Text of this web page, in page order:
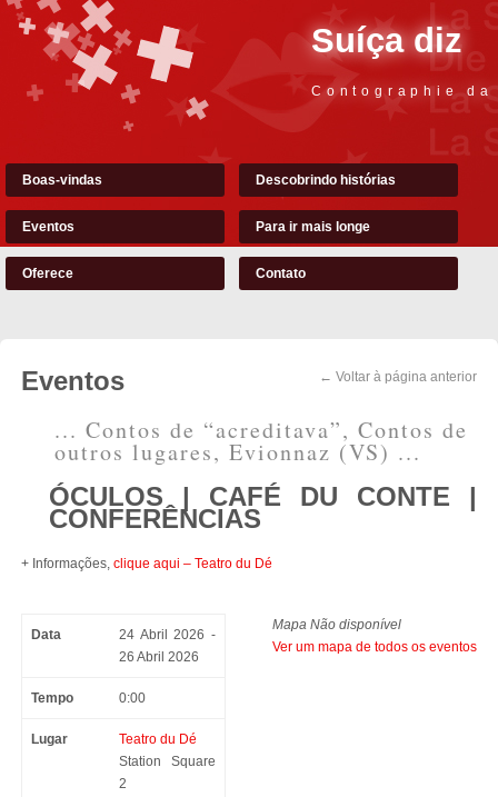
Suíça diz
Contographie
Boas-vindas Descobrindo histórias
Eventos Para ir mais longe
Oferece Contato
← Voltar à página anterior
Eventos
... Contos de “acreditava”, Contos de
outros lugares, Evionnaz (VS) ...
ÓCULOS | CAFÉ DU CONTE |
CONFERÊNCIAS
+ Informações, clique aqui – Teatro du Dé
Data
24 Abril 2026 -
26 Abril 2026
Tempo 0:00
Lugar
Teatro du Dé
Station Square
2
Mapa Não disponível
Ver um mapa de todos os eventos